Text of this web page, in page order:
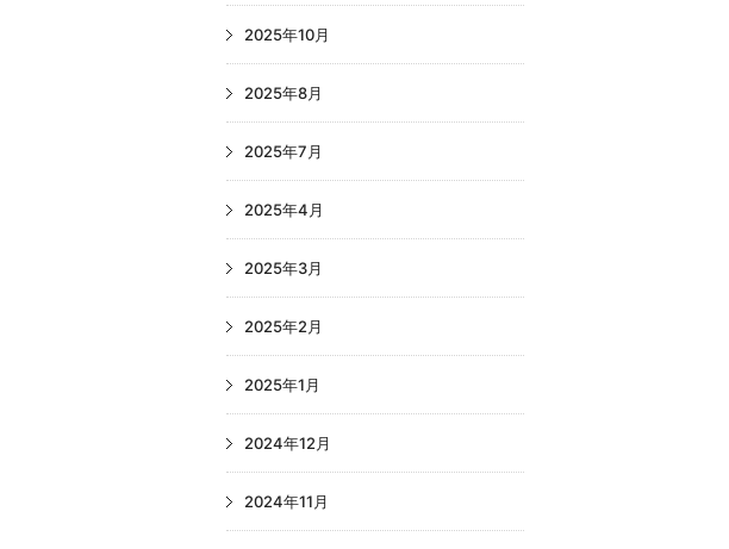
2025年10月
2025年8月
2025年7月
2025年4月
2025年3月
2025年2月
2025年1月
2024年12月
2024年11月